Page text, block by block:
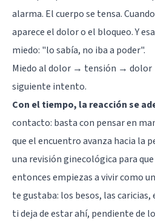
alarma. El cuerpo se tensa.
aparece el dolor o el bloqueo. Y
miedo: "lo sabía, no iba a poder".
Miedo al dolor → tensión → dolor
siguiente intento.
Con el tiempo, la reacción se
contacto: basta con pensar en
que el encuentro avanza hacia la
una revisión ginecológica para
entonces empiezas a vivir como
te gustaba: los besos, las
ti deja de estar ahí, pendiente de